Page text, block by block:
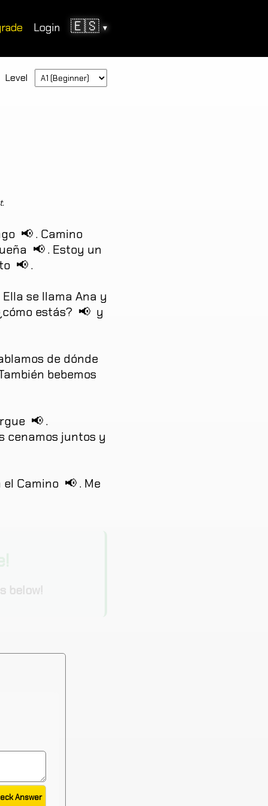
Login 🇪🇸▾
Level
📢 . Camino
📢 . Estoy un
📢 .
Ella se llama Ana y
cómo estás? 📢 y
de dónde
bebemos
📢 .
cenamos juntos y
el Camino 📢 . Me
below!